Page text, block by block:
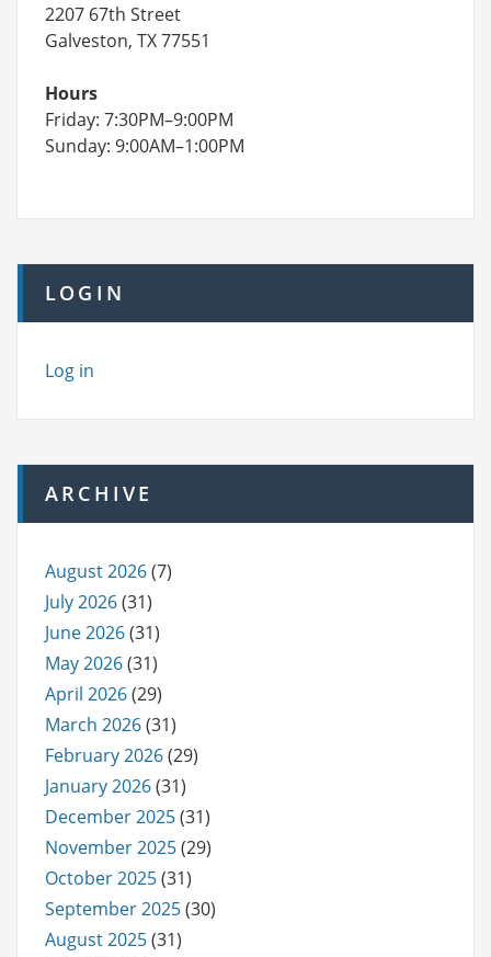
2207 67th Street
Galveston, TX 77551
Hours
Friday: 7:30PM–9:00PM
Sunday: 9:00AM–1:00PM
LOGIN
Log in
ARCHIVE
August 2026(7)
July 2026(31)
June 2026(31)
May 2026(31)
April 2026(29)
March 2026(31)
February 2026(29)
January 2026(31)
December 2025(31)
November 2025(29)
October 2025(31)
September 2025(30)
August 2025(31)